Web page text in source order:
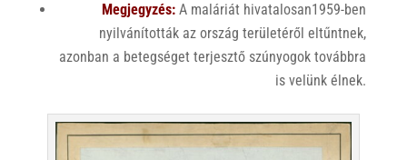
Megjegyzés: A maláriát hivatalosan1959-ben
nyilvánították az ország területéről eltűntnek,
azonban a betegséget terjesztő szúnyogok továbbra
is velünk élnek.